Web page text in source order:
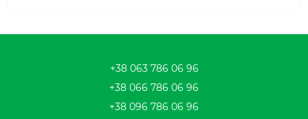
+38 063 786 06 96
+38 066 786 06 96
+38 096 786 06 96